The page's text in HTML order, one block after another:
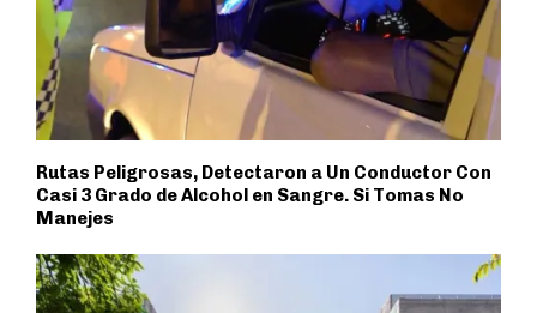
Rutas Peligrosas, Detectaron a Un Conductor Con
Casi 3 Grado de Alcohol en Sangre. Si Tomas No
Manejes